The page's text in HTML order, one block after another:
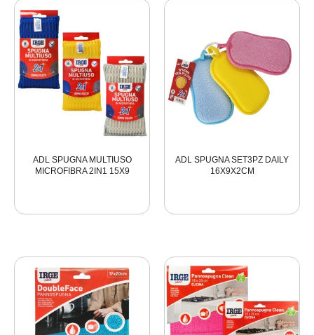
ADL SPUGNA MULTIUSO
MICROFIBRA 2IN1 15X9
ADL SPUGNA SET3PZ DAILY
16X9X2CM